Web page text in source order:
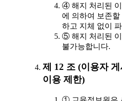
④ 해지 처리된
에 의하여 보존
하고 지체 없이
⑤ 해지 처리된 이
불가능합니다.
제 12 조 (이용자
이용 제한)